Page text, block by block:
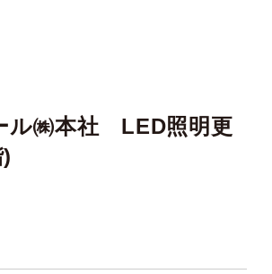
ル㈱本社 LED照明更